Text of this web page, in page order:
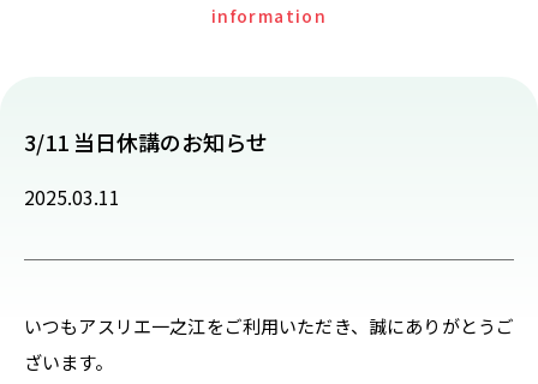
information
3/11 当日休講のお知らせ
2025.03.11
いつもアスリエ一之江をご利用いただき、誠にありがとうご
ざいます。